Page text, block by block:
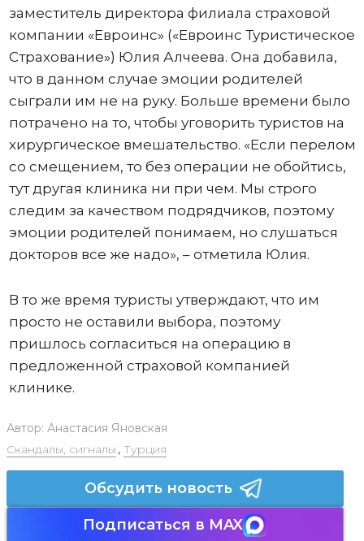
заместитель директора филиала страховой
компании «Евроинс» («Евроинс Туристическое
Страхование») Юлия Алчеева. Она добавила,
что в данном случае эмоции родителей
сыграли им не на руку. Больше времени было
потрачено на то, чтобы уговорить туристов на
хирургическое вмешательство. «Если перелом
со смещением, то без операции не обойтись,
тут другая клиника ни при чем. Мы строго
следим за качеством подрядчиков, поэтому
эмоции родителей понимаем, но слушаться
докторов все же надо», – отметила Юлия.
В то же время туристы утверждают, что им
просто не оставили выбора, поэтому
пришлось согласиться на операцию в
предложенной страховой компанией
клинике.
Автор: Анастасия Яновская
Скандалы, сигналы , Турция
Обсудить новость
Подписаться в MAX